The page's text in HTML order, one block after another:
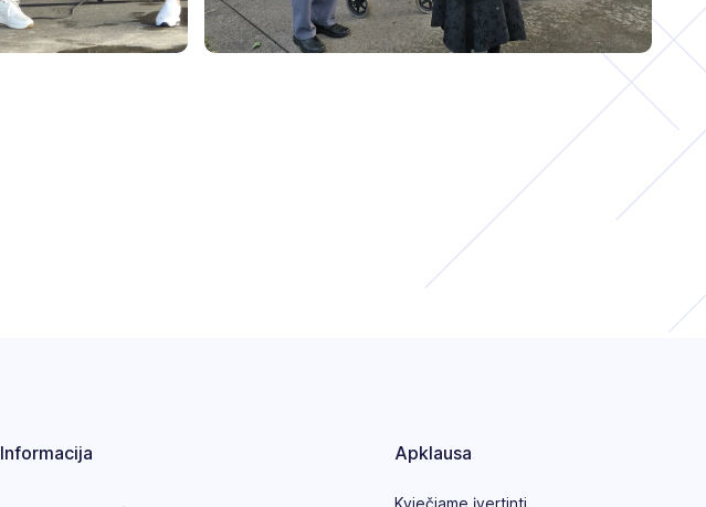
Informacija Apklausa
Kviečiame įvertinti